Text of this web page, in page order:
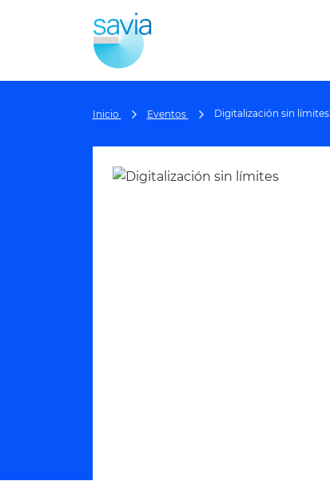
Inicio Eventos Digitalización sin límites